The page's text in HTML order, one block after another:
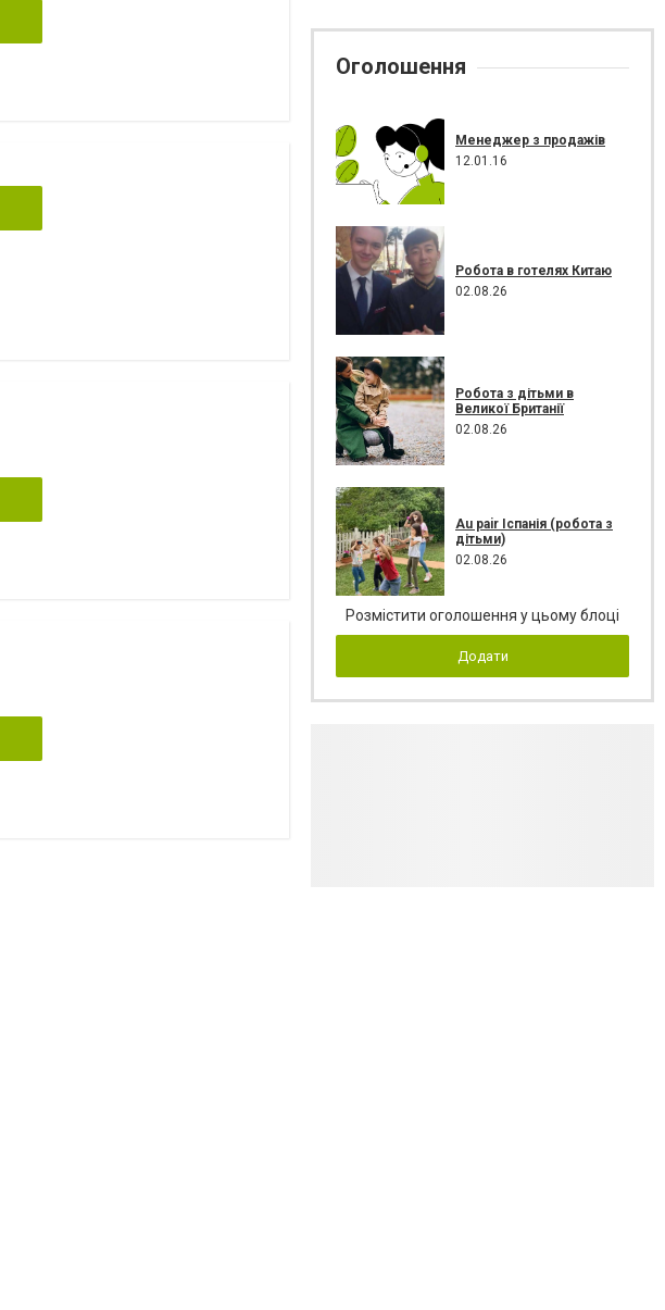
Оголошення
Менеджер з продажів
12.01.16
Робота в готелях Китаю
02.08.26
Робота з дітьми в
Великої Британії
02.08.26
Au pair Іспанія (робота з
дітьми)
02.08.26
Розмістити оголошення у цьому блоці
Додати